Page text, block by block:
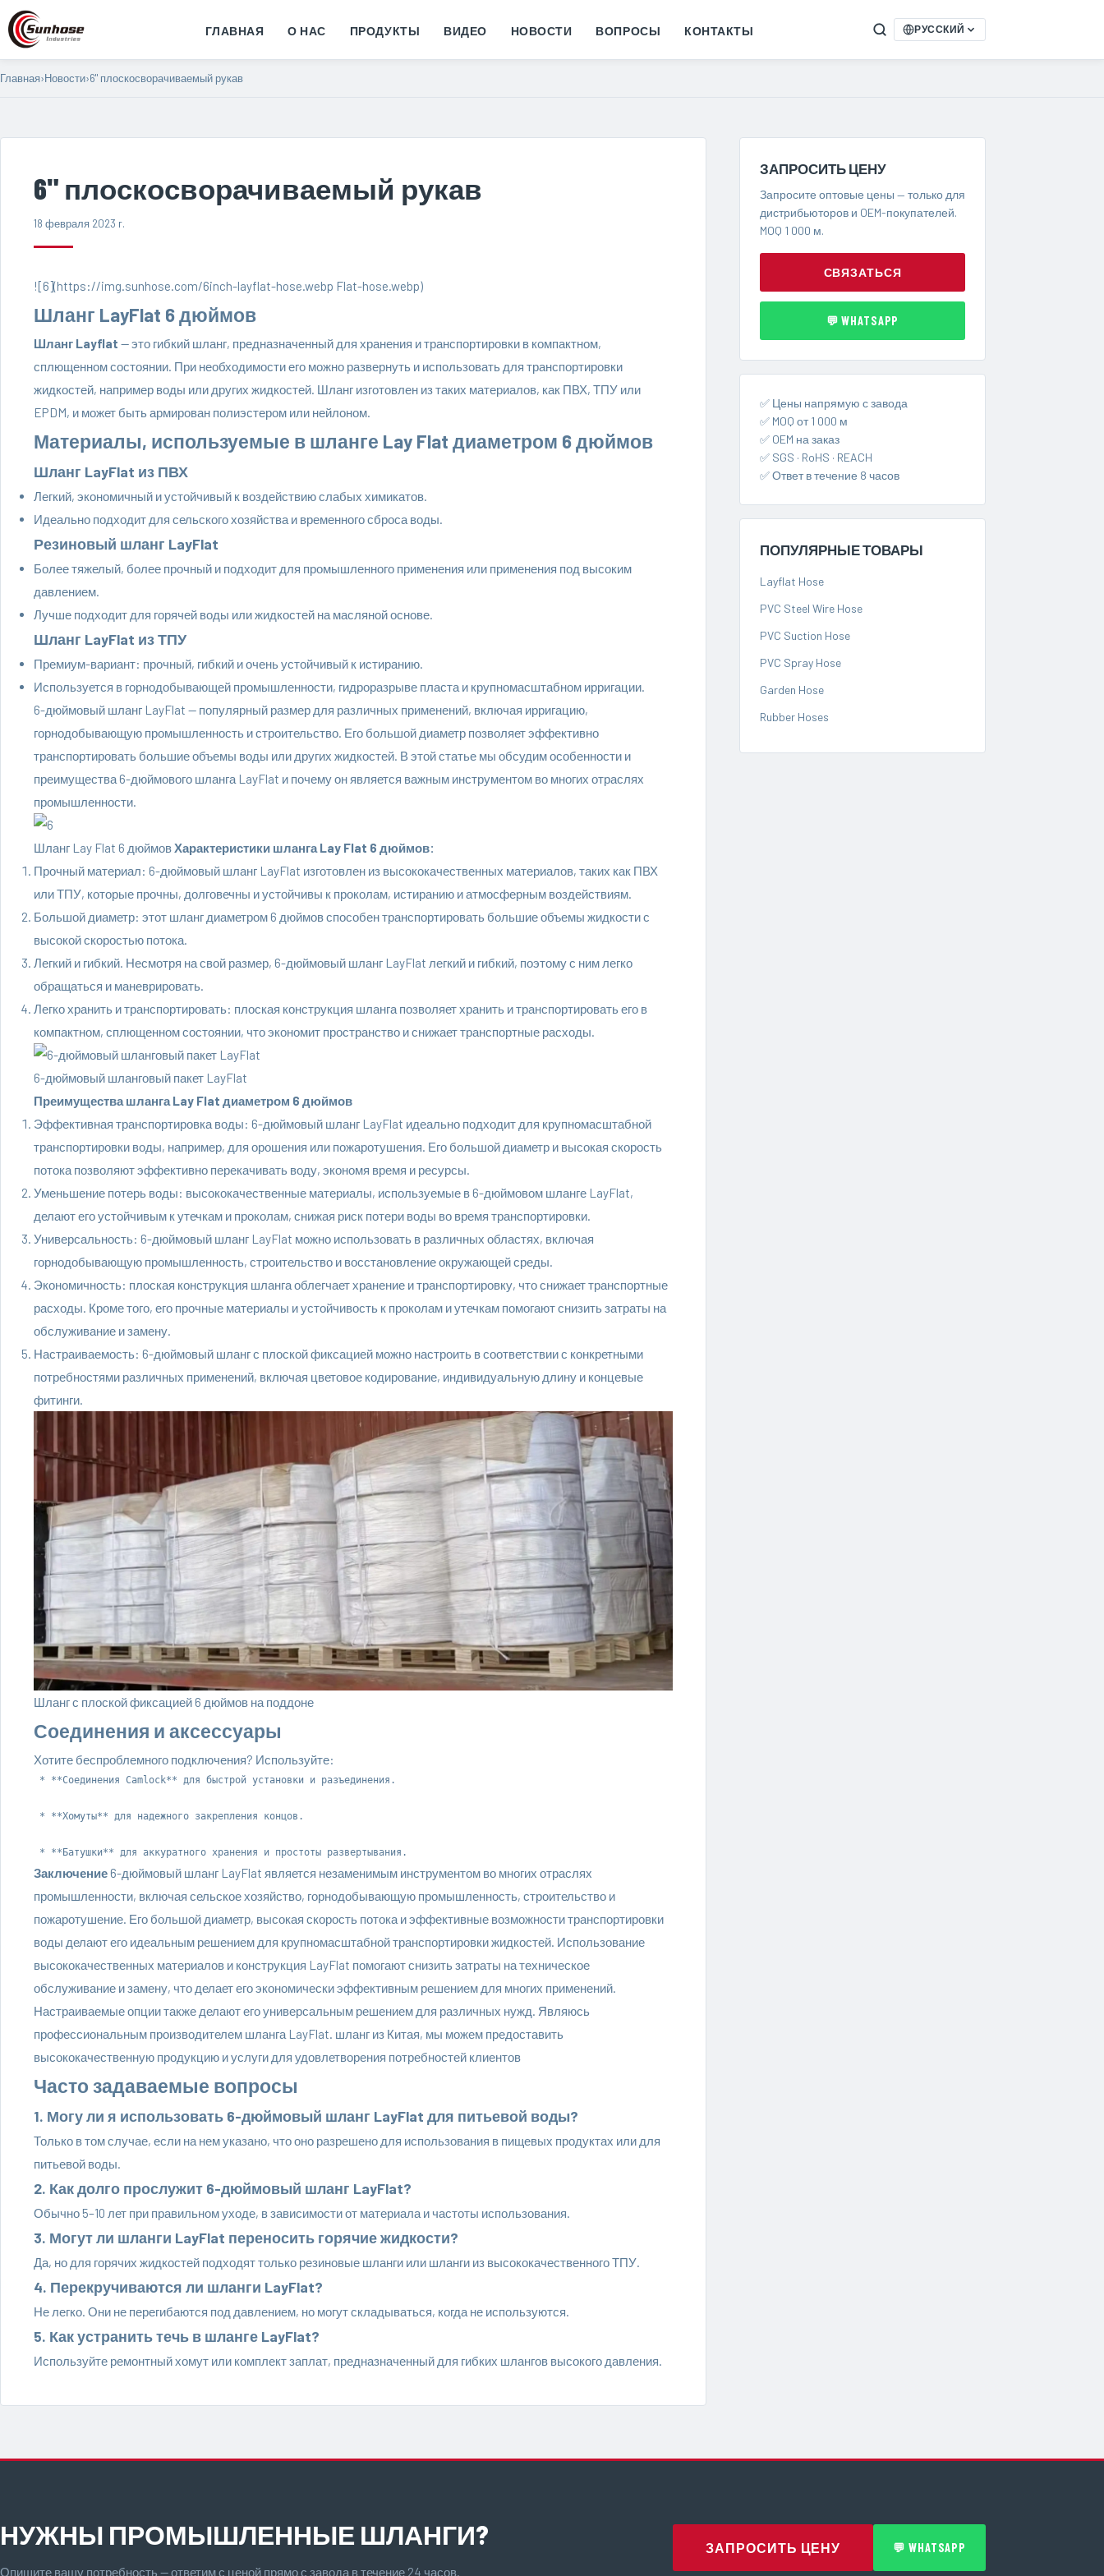
ГЛАВНАЯ О НАС ПРОДУКТЫ ВИДЕО НОВОСТИ ВОПРОСЫ КОНТАКТЫ РУССКИЙ
Главная›Новости›6" плоскосворачиваемый рукав
6" плоскосворачиваемый рукав
18 февраля 2023 г.
![6](https://img.sunhose.com/6inch-layflat-hose.webp Flat-hose.webp)
Шланг LayFlat 6 дюймов
Шланг Layflat — это гибкий шланг, предназначенный для хранения и транспортировки в компактном,
сплющенном состоянии. При необходимости его можно развернуть и использовать для транспортировки
жидкостей, например воды или других жидкостей. Шланг изготовлен из таких материалов, как ПВХ, ТПУ или
EPDM, и может быть армирован полиэстером или нейлоном.
Материалы, используемые в шланге Lay Flat диаметром 6 дюймов
Шланг LayFlat из ПВХ
Легкий, экономичный и устойчивый к воздействию слабых химикатов.
Идеально подходит для сельского хозяйства и временного сброса воды.
Резиновый шланг LayFlat
Более тяжелый, более прочный и подходит для промышленного применения или применения под высоким
давлением.
Лучше подходит для горячей воды или жидкостей на масляной основе.
Шланг LayFlat из ТПУ
Премиум-вариант: прочный, гибкий и очень устойчивый к истиранию.
Используется в горнодобывающей промышленности, гидроразрыве пласта и крупномасштабном ирригации.
6-дюймовый шланг LayFlat — популярный размер для различных применений, включая ирригацию,
горнодобывающую промышленность и строительство. Его большой диаметр позволяет эффективно
транспортировать большие объемы воды или других жидкостей. В этой статье мы обсудим особенности и
преимущества 6-дюймового шланга LayFlat и почему он является важным инструментом во многих отраслях
промышленности.
Шланг Lay Flat 6 дюймовХарактеристики шланга Lay Flat 6 дюймов:
Прочный материал: 6-дюймовый шланг LayFlat изготовлен из высококачественных материалов, таких как ПВХ
или ТПУ, которые прочны, долговечны и устойчивы к проколам, истиранию и атмосферным воздействиям.
Большой диаметр: этот шланг диаметром 6 дюймов способен транспортировать большие объемы жидкости с
высокой скоростью потока.
Легкий и гибкий. Несмотря на свой размер, 6-дюймовый шланг LayFlat легкий и гибкий, поэтому с ним легко
обращаться и маневрировать.
Легко хранить и транспортировать: плоская конструкция шланга позволяет хранить и транспортировать его в
компактном, сплющенном состоянии, что экономит пространство и снижает транспортные расходы.
6-дюймовый шланговый пакет LayFlat
Преимущества шланга Lay Flat диаметром 6 дюймов
Эффективная транспортировка воды: 6-дюймовый шланг LayFlat идеально подходит для крупномасштабной
транспортировки воды, например, для орошения или пожаротушения. Его большой диаметр и высокая скорость
потока позволяют эффективно перекачивать воду, экономя время и ресурсы.
Уменьшение потерь воды: высококачественные материалы, используемые в 6-дюймовом шланге LayFlat,
делают его устойчивым к утечкам и проколам, снижая риск потери воды во время транспортировки.
Универсальность: 6-дюймовый шланг LayFlat можно использовать в различных областях, включая
горнодобывающую промышленность, строительство и восстановление окружающей среды.
Экономичность: плоская конструкция шланга облегчает хранение и транспортировку, что снижает транспортные
расходы. Кроме того, его прочные материалы и устойчивость к проколам и утечкам помогают снизить затраты на
обслуживание и замену.
Настраиваемость: 6-дюймовый шланг с плоской фиксацией можно настроить в соответствии с конкретными
потребностями различных применений, включая цветовое кодирование, индивидуальную длину и концевые
фитинги.
Шланг с плоской фиксацией 6 дюймов на поддоне
Соединения и аксессуары
Хотите беспроблемного подключения? Используйте:
* **Соединения Camlock** для быстрой установки и разъединения.
* **Хомуты** для надежного закрепления концов.
Заключение 6-дюймовый шланг LayFlat является незаменимым инструментом во многих отраслях
промышленности, включая сельское хозяйство, горнодобывающую промышленность, строительство и
пожаротушение. Его большой диаметр, высокая скорость потока и эффективные возможности транспортировки
воды делают его идеальным решением для крупномасштабной транспортировки жидкостей. Использование
высококачественных материалов и конструкция LayFlat помогают снизить затраты на техническое
обслуживание и замену, что делает его экономически эффективным решением для многих применений.
Настраиваемые опции также делают его универсальным решением для различных нужд. Являюсь
профессиональным производителем шланга LayFlat. шланг из Китая, мы можем предоставить
высококачественную продукцию и услуги для удовлетворения потребностей клиентов
Часто задаваемые вопросы
1. Могу ли я использовать 6-дюймовый шланг LayFlat для питьевой воды?
Только в том случае, если на нем указано, что оно разрешено для использования в пищевых продуктах или для
питьевой воды.
2. Как долго прослужит 6-дюймовый шланг LayFlat?
Обычно 5–10 лет при правильном уходе, в зависимости от материала и частоты использования.
3. Могут ли шланги LayFlat переносить горячие жидкости?
Да, но для горячих жидкостей подходят только резиновые шланги или шланги из высококачественного ТПУ.
4. Перекручиваются ли шланги LayFlat?
Не легко. Они не перегибаются под давлением, но могут складываться, когда не используются.
5. Как устранить течь в шланге LayFlat?
Используйте ремонтный хомут или комплект заплат, предназначенный для гибких шлангов высокого давления.
ЗАПРОСИТЬ ЦЕНУ
Запросите оптовые цены — только для
дистрибьюторов и OEM-покупателей.
MOQ 1 000 м.
СВЯЗАТЬСЯ
💬 WHATSAPP
✅ Цены напрямую с завода
✅ MOQ от 1 000 м
✅ OEM на заказ
✅ SGS · RoHS · REACH
✅ Ответ в течение 8 часов
ПОПУЛЯРНЫЕ ТОВАРЫ
Layflat Hose
PVC Steel Wire Hose
PVC Suction Hose
PVC Spray Hose
Garden Hose
Rubber Hoses
НУЖНЫ ПРОМЫШЛЕННЫЕ ШЛАНГИ?
Опишите вашу потребность — ответим с ценой прямо с завода в течение 24 часов.
ЗАПРОСИТЬ ЦЕНУ 💬 WHATSAPP